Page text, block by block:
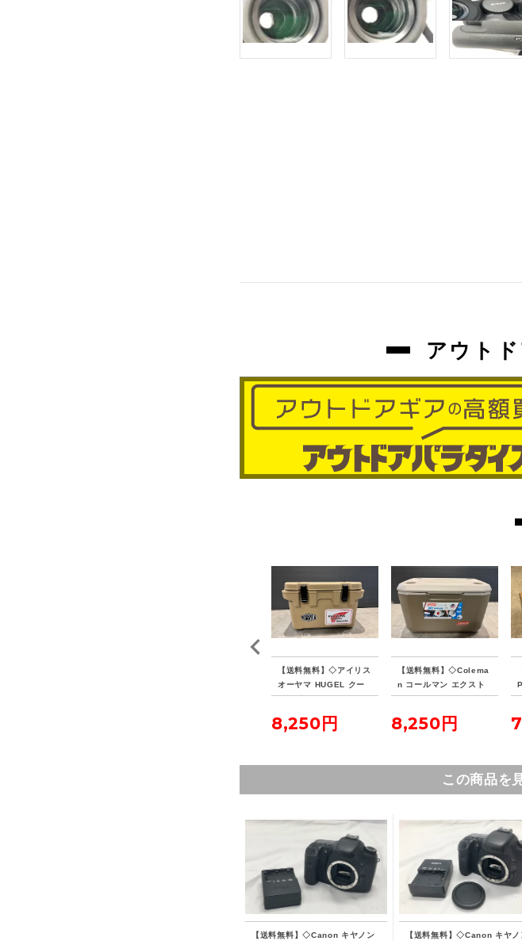
アウト
【送料無料】◇アイリス
オーヤマ HUGEL クー
ラーボックス 20L
8,250円
【送料無料】◇Colema
n コールマン エクスト
リームクーラー 70QT
8,250円
この商品を
【送料無料】◇Canon キヤノン
【送料無料】◇Canon キヤノ